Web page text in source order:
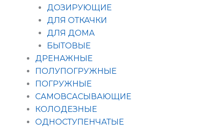
ДОЗИРУЮЩИЕ
ДЛЯ ОТКАЧКИ
ДЛЯ ДОМА
БЫТОВЫЕ
ДРЕНАЖНЫЕ
ПОЛУПОГРУЖНЫЕ
ПОГРУЖНЫЕ
САМОВСАСЫВАЮЩИЕ
КОЛОДЕЗНЫЕ
ОДНОСТУПЕНЧАТЫЕ